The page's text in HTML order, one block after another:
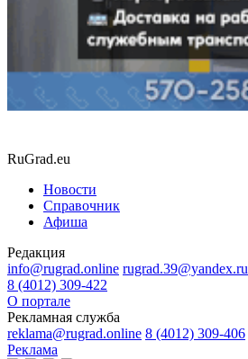
RuGrad.eu
Новости
Справочник
Афиша
Редакция
info@rugrad.online rugrad.39@yandex.ru
8 (4012) 309-422
О портале
Рекламная служба
reklama@rugrad.online 8 (4012) 309-406
Реклама